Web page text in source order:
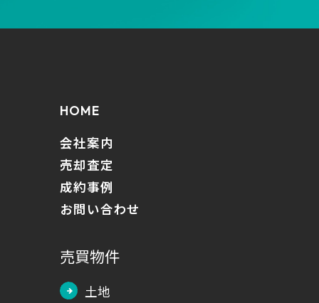
HOME
会社案内
売却査定
成約事例
お問い合わせ
売買物件
土地